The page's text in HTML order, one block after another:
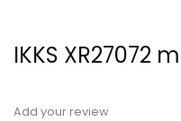
IKKS XR27072
Add your review